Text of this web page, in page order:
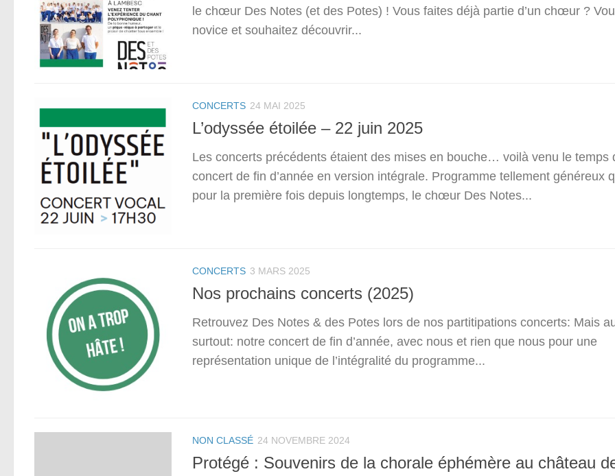
le chœur Des Notes (et des Potes) ! Vous faites déjà partie d’un chœur ?
novice et souhaitez découvrir...
CONCERTS 24 MAI 2025
L’odyssée étoilée – 22 juin 2025
Les concerts précédents étaient des mises en bouche… voilà venu le temps
concert de fin d’année en version intégrale. Programme tellement généreux
pour la première fois depuis longtemps, le chœur Des Notes...
CONCERTS 3 MARS 2025
Nos prochains concerts (2025)
Retrouvez Des Notes & des Potes lors de nos partitipations concerts: Mais
surtout: notre concert de fin d’année, avec nous et rien que nous pour une
représentation unique de l’intégralité du programme...
NON CLASSÉ 24 NOVEMBRE 2024
Protégé : Souvenirs de la chorale éphémère au château